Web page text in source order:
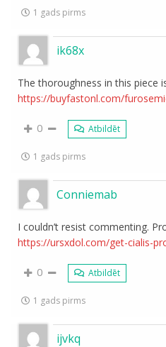
1 gads pirms
ik68x
The thoroughness in this piece
https://buyfastonl.com/
0 Atbildēt
1 gads pirms
Conniemab
I couldn’t resist commenting.
https://ursxdol.com/get-cialis-
0 Atbildēt
1 gads pirms
ijvkq